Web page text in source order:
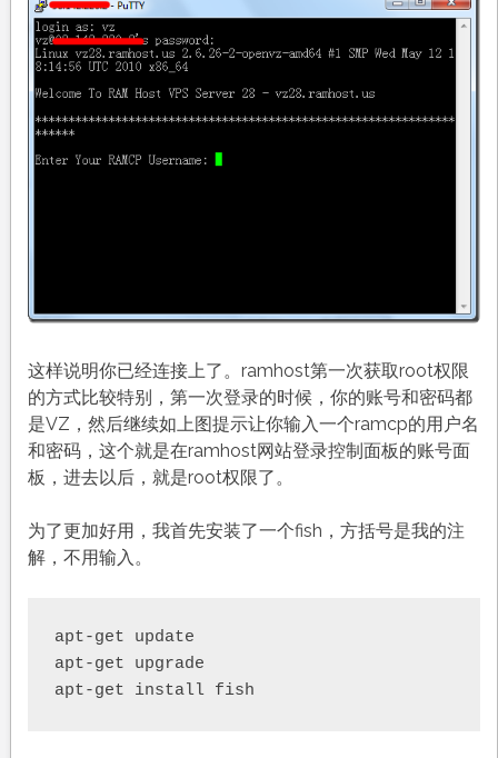
这样说明你已经连接上了。ramhost第一次获取root权限
的方式比较特别，第一次登录的时候，你的账号和密码都
是VZ，然后继续如上图提示让你输入一个ramcp的用户名
和密码，这个就是在ramhost网站登录控制面板的账号面
板，进去以后，就是root权限了。
为了更加好用，我首先安装了一个fish，方括号是我的注
解，不用输入。
apt-get update
apt-get upgrade
apt-get install fish